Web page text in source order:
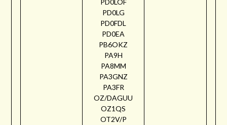
PD0LOF
PD0LG
PD0FDL
PD0EA
PB6OKZ
PA9H
PA8MM
PA3GNZ
PA3FR
OZ/DAGUU
OZ1QS
OT2V/P